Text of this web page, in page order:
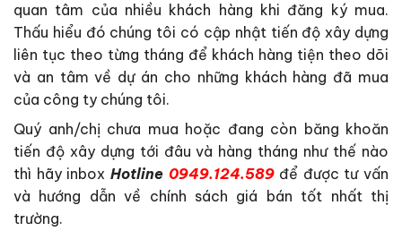
quan tâm của nhiều khách hàng khi đăng ký mua.
Thấu hiểu đó chúng tôi có cập nhật tiến độ xây dựng
liên tục theo từng tháng để khách hàng tiện theo dõi
và an tâm về dự án cho những khách hàng đã mua
của công ty chúng tôi.
Quý anh/chị chưa mua hoặc đang còn băng khoăn
tiến độ xây dựng tới đâu và hàng tháng như thế nào
thì hãy inbox Hotline 0949.124.589để được tư vấn
và hướng dẫn về chính sách giá bán tốt nhất thị
trường.